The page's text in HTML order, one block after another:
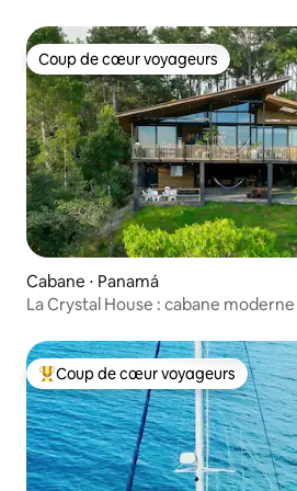
Coup de cœur voyageurs
Coup de cœur voyageurs
Cabane ⋅ Panamá
La Crystal House : cabane
Coups de cœur voyageurs les plus
Coup de cœur voyageurs